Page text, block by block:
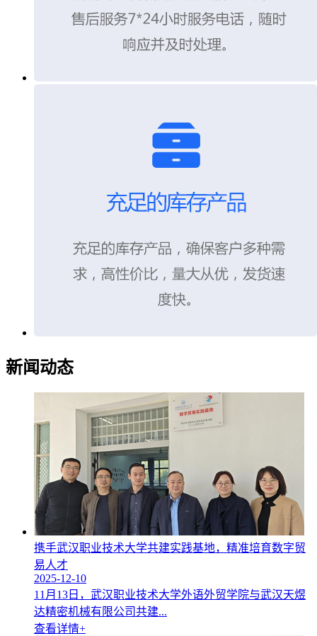
新闻动态
携手武汉职业技术大学共建实践基地，精准培育数字贸
易人才
2025-12-10
11月13日，武汉职业技术大学外语外贸学院与武汉天煜
达精密机械有限公司共建...
查看详情+